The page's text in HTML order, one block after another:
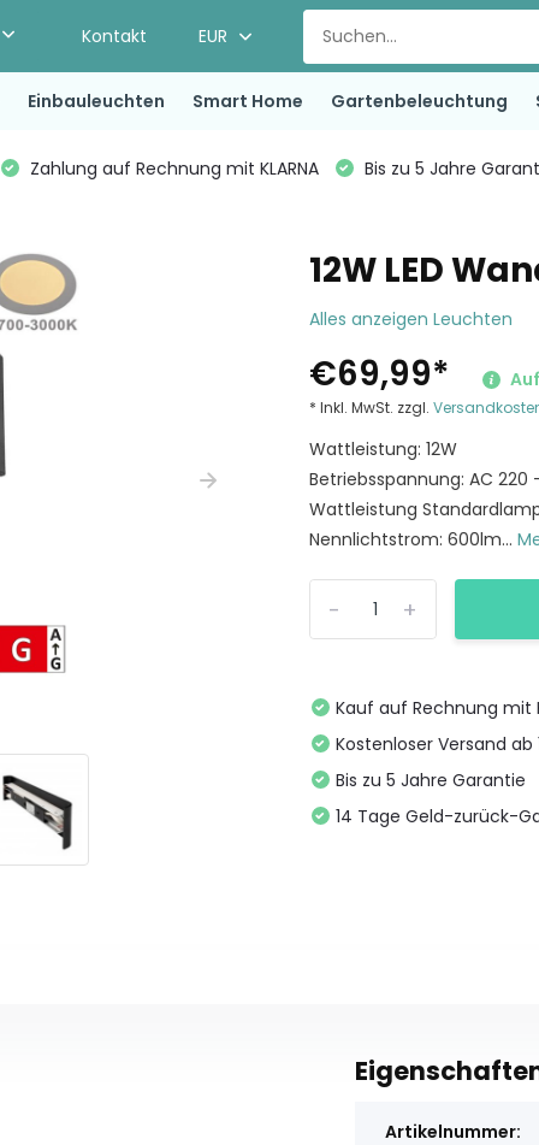
Kontakt EUR
Einbauleuchten Smart Home Gartenbeleuchtung
Zahlung auf Rechnung mit KLARNA
Bis zu 5 Jahre
12W LED
Alles anzeigen Leuchten
€69,99*
* Inkl. MwSt. zzgl.
Wattleistung: 12W
Betriebsspannung: AC 220
Wattleistung
Nennlichtstrom: 600lm...
+
-
Kauf auf Rechnung mit
Kostenloser Versand ab
Bis zu 5 Jahre Garantie
14 Tage Geld-zurück-
Artikelnummer: